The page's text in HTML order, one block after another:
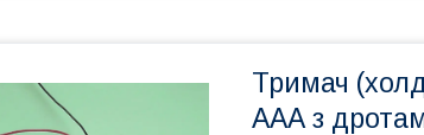
Тримач
ААА з